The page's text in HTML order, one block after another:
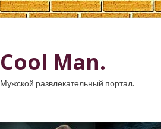
Cool Man.
Мужской развлекательный портал.